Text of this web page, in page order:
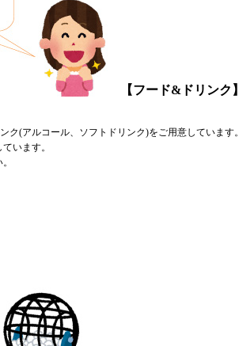
【フード&ドリンク】
ク(アルコール、ソフトドリンク)をご用意しています。
います。